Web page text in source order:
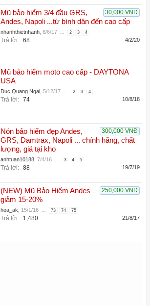
30,000 VNĐ
Mũ bảo hiểm 3/4 đầu GRS,
Andes, Napoli ...từ bình dân đến cao cấp
nhanhthietnhanh 6/6/17 ... 2 3 4
Trả lời: 68 4/2/20
Mũ bảo hiểm moto cao cấp - DAYTONA
USA
Duc Quang Ngai 5/12/17 ... 2 3 4
Trả lời: 74 10/8/18
300,000 VNĐ
Nón bảo hiểm đẹp Andes,
GRS, Damtrax, Napoli ... chính hãng, chất
lượng, giá tại kho
anhtuan10188 7/4/16 ... 3 4 5
Trả lời: 88 19/7/19
250,000 VNĐ
(NEW) Mũ Bảo Hiểm Andes
giảm 15-20%
hoa_ak 15/1/16 ... 73 74 75
Trả lời: 1,480 21/8/17